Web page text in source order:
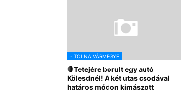
- TOLNA VÁRMEGYE
🛑Tetejére borult egy autó
Kölesdnél! A két utas csodával
határos módon kimászott